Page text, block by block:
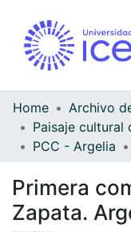
Home
Paisaje cultural
PCC - Argelia
Primera
Zapata.